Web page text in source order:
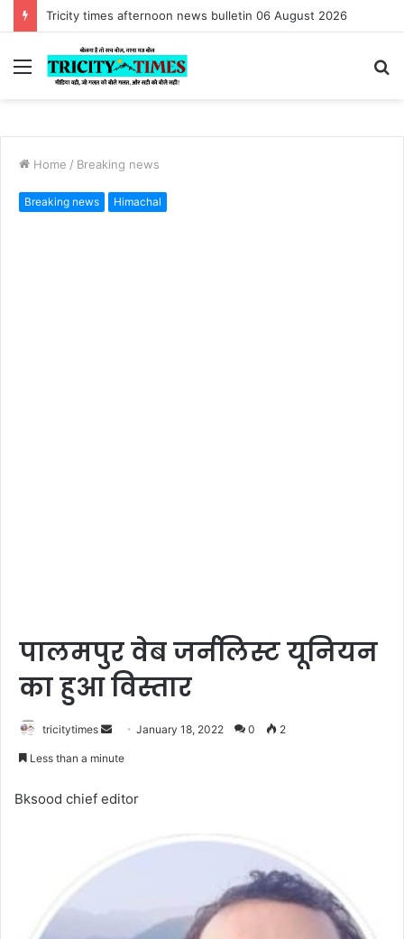
Menu
Home / Breaking news
Breaking news Himachal
पालमपुर वेब जर्नलिस्ट यूनियन
का हुआ विस्तार
tricitytimes
SendJanuary 18, 2022 0 2
Less than a minute
Bksood chief editor